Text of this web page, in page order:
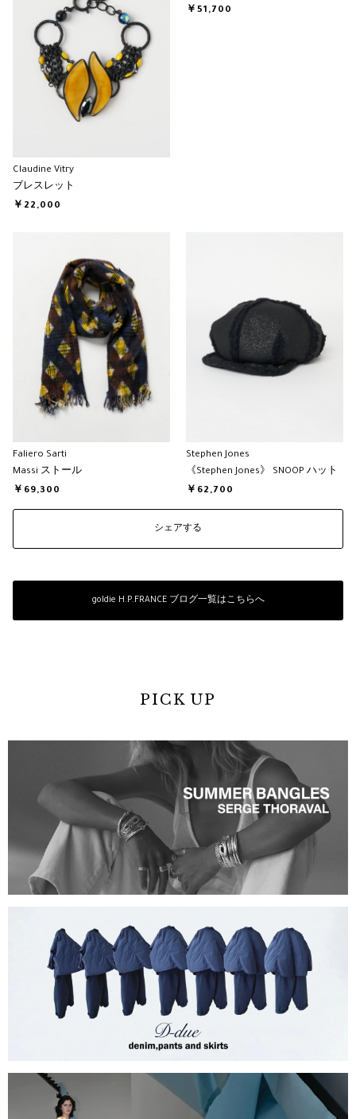
Claudine Vitry
ブレスレット
￥22,000
￥51,700
Faliero Sarti
Massi ストール
￥69,300
Stephen Jones
《Stephen Jones》 SNOOP ハット
￥62,700
シェアする
goldie H.P.FRANCE ブログ一覧はこちらへ
PICK UP